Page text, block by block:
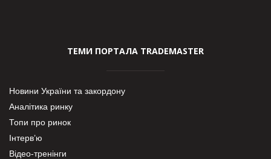
ТЕМИ ПОРТАЛА TRADEMASTER
Новини України та закордону
Аналітика ринку
Топи про ринок
Інтерв’ю
Відео-тренінги